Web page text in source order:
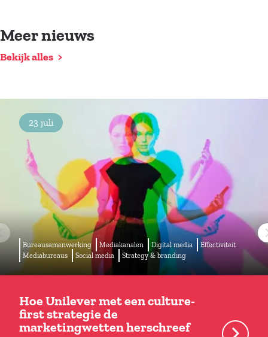
Meer nieuws
Bekijk alles
23 juli
Bureausamenwerking Mediakanalen Digital media
Effectiviteit
Mediabureaus
Social media Strategy & branding
Hoe Unilever met een culture-
first strategie de
marketingwetten herschreef